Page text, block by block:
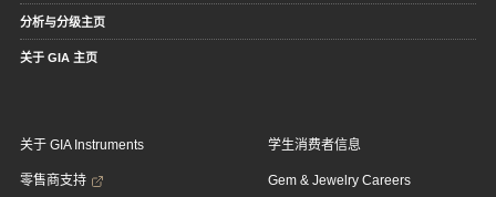
分析与分级主页
关于 GIA 主页
关于 GIA Instruments
零售商支持
学生消费者信息
Gem & Jewelry Careers